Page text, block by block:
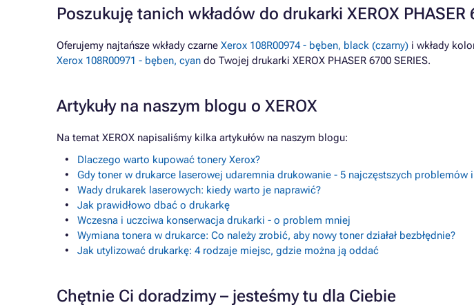
Poszukuję tanich wkładów do drukarki XEROX PHASER
Oferujemy najtańsze wkłady czarne Xerox 108R00974 - bęben, black (czarny) i wkłady
Xerox 108R00971 - bęben, cyan do Twojej drukarki XEROX PHASER 6700 SERIES.
Artykuły na naszym blogu o XEROX
Na temat XEROX napisaliśmy kilka artykułów na naszym blogu:
Dlaczego warto kupować tonery Xerox?
Gdy toner w drukarce laserowej udaremnia drukowanie - 5 najczęstszych problemów
Wady drukarek laserowych: kiedy warto je naprawić?
Jak prawidłowo dbać o drukarkę
Wczesna i uczciwa konserwacja drukarki - o problem mniej
Wymiana tonera w drukarce: Co należy zrobić, aby nowy toner działał bezbłędnie?
Jak utylizować drukarkę: 4 rodzaje miejsc, gdzie można ją oddać
Chętnie Ci doradzimy – jesteśmy tu dla Ciebie